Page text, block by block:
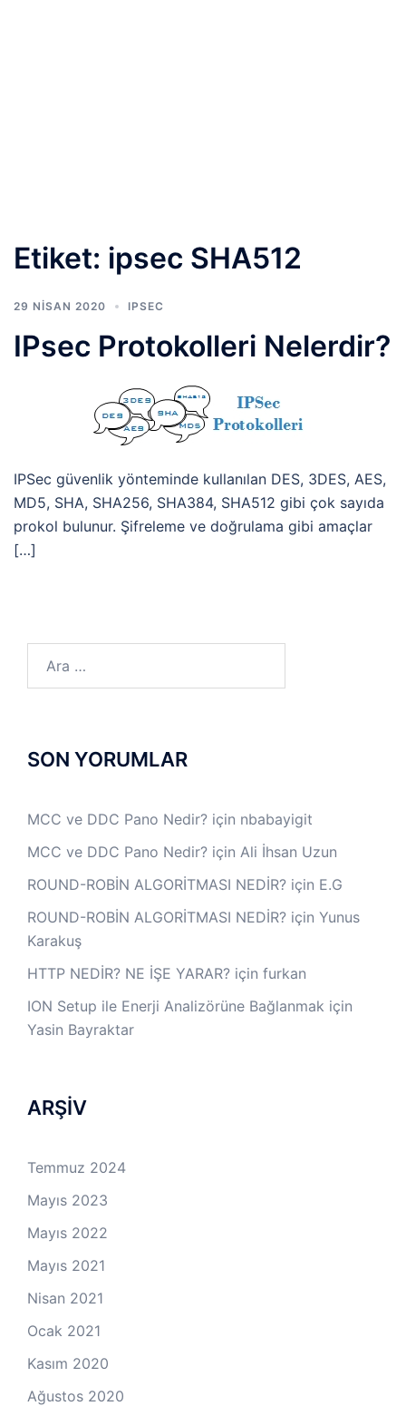
Etiket: ipsec SHA512
29 NISAN 2020 IPSEC
IPsec Protokolleri Nelerdir?
IPSec güvenlik yönteminde kullanılan DES, 3DES, AES,
MD5, SHA, SHA256, SHA384, SHA512 gibi çok sayıda
prokol bulunur. Şifreleme ve doğrulama gibi amaçlar
[…]
SON YORUMLAR
MCC ve DDC Pano Nedir? için nbabayigit
MCC ve DDC Pano Nedir? için Ali İhsan Uzun
ROUND-ROBİN ALGORİTMASI NEDİR? için E.G
ROUND-ROBİN ALGORİTMASI NEDİR? için Yunus
Karakuş
HTTP NEDİR? NE İŞE YARAR? için furkan
ION Setup ile Enerji Analizörüne Bağlanmak için
Yasin Bayraktar
ARŞİV
Temmuz 2024
Mayıs 2023
Mayıs 2022
Mayıs 2021
Nisan 2021
Ocak 2021
Kasım 2020
Ağustos 2020